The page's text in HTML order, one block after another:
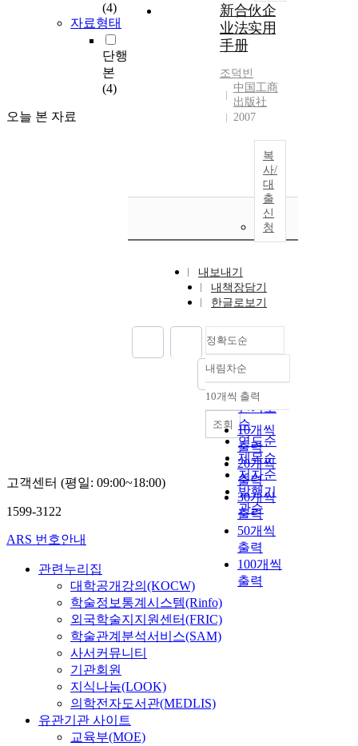
(4)
자료형태
단행
본
(4)
오늘 본 자료
新合伙企
业法实用
手册
조덕빈
中国工商
出版社
2007
복
사/
대
출
신
청
내보내기
내책장담기
한글로보기
정확도순
정확도
순
인기도
순
연도순
제목순
저자순
발행기
관순
내림차순
내림차순
10개씩 출력
10개씩
출력
20개씩
출력
30개씩
출력
50개씩
출력
100개씩
출력
조회
고객센터 (평일: 09:00~18:00)
1599-3122
ARS 번호안내
관련누리집
대학공개강의(KOCW)
학술정보통계시스템(Rinfo)
외국학술지지원센터(FRIC)
학술관계분석서비스(SAM)
사서커뮤니티
기관회원
지식나눔(LOOK)
의학전자도서관(MEDLIS)
유관기관 사이트
교육부(MOE)